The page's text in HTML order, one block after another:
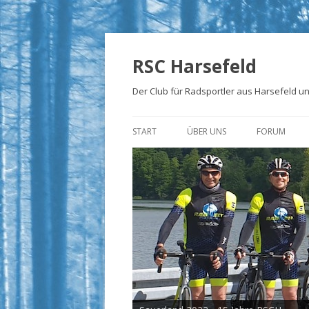
RSC Harsefeld
Der Club für Radsportler aus Harsefeld
START ÜBER UNS
ÜBER UNS
UNSERE STRECKEN
FOTOALBEN
PRESSE
TRIKOTS
IMPRESSUM
FORUM